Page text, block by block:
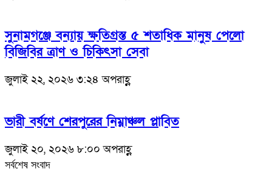
সুনামগঞ্জে বন্যায় ক্ষতিগ্রস্ত ৫ শতাধিক মানুষ পেলো
বিজিবির ত্রাণ ও চিকিৎসা সেবা
জুলাই ২২, ২০২৬ ৩:২৪ অপরাহ্ণ
ভারী বর্ষণে শেরপুরের নিম্নাঞ্চল প্লাবিত
জুলাই ২০, ২০২৬ ৮:০০ অপরাহ্ণ
সর্বশেষ সংবাদ